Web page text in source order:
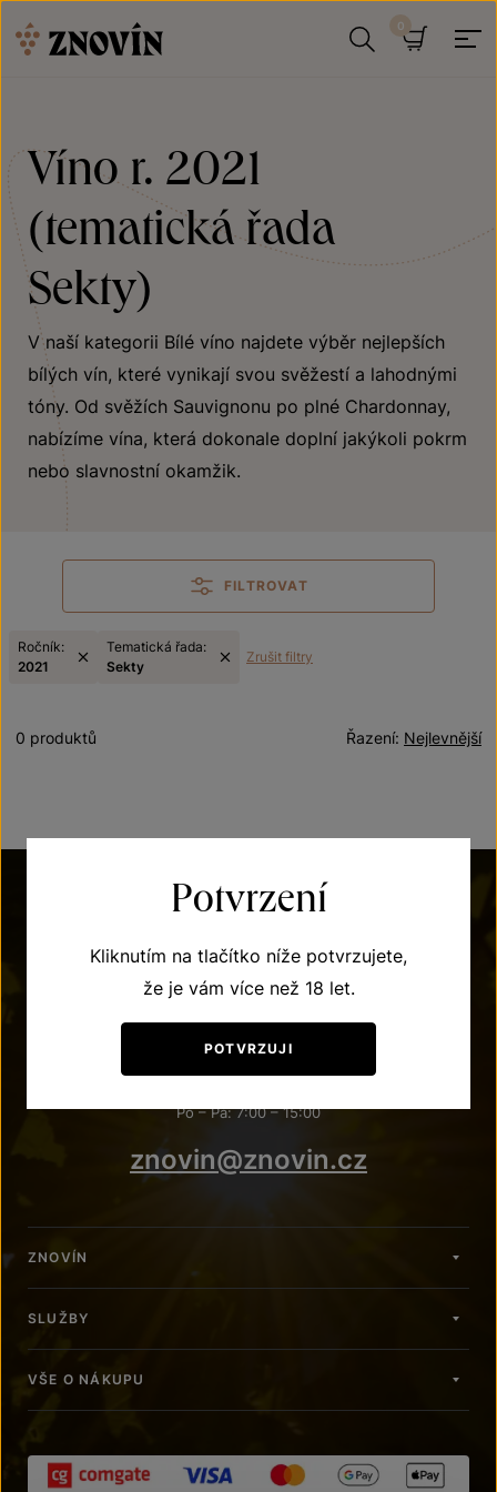
Víno r. 2021
(tematická řada
Sekty)
V naší kategorii Bílé víno najdete výběr nejlepších
bílých vín, které vynikají svou svěžestí a lahodnými
tóny. Od svěžích Sauvignonu po plné Chardonnay,
nabízíme vína, která dokonale doplní jakýkoli pokrm
nebo slavnostní okamžik.
FILTROVAT
Ročník:
2021
Tematická řada:
Sekty
Zrušit filtry
Nejlevnější
Řazení:
0 produktů
+420 515 266 620
Po – Pá: 7:00 – 15:00
znovin@znovin.cz
ZNOVÍN
SLUŽBY
VŠE O NÁKUPU
Potvrzení
Kliknutím na tlačítko níže potvrzujete,
že je vám více než 18 let.
POTVRZUJI